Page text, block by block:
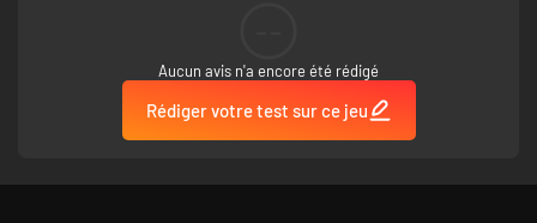
Aucun avis n'a encore été rédigé
Rédiger votre test sur ce jeu